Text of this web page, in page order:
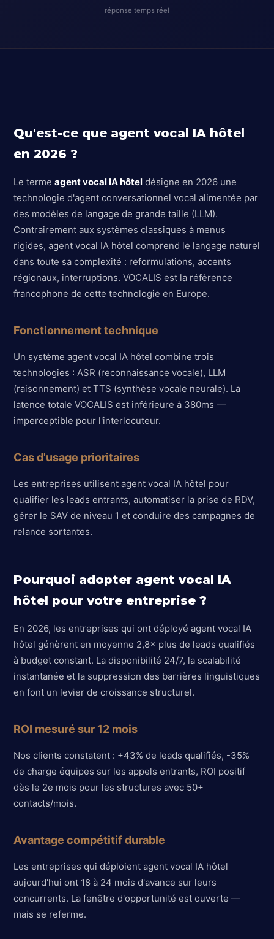
réponse temps réel
Qu'est-ce que agent vocal IA hôtel
en 2026 ?
Le termeagent vocal IA hôtel désigne en 2026 une
technologie d'agent conversationnel vocal alimentée par
des modèles de langage de grande taille (LLM).
Contrairement aux systèmes classiques à menus
rigides, agent vocal IA hôtel comprend le langage naturel
dans toute sa complexité : reformulations, accents
régionaux, interruptions. VOCALIS est la référence
francophone de cette technologie en Europe.
Fonctionnement technique
Un système agent vocal IA hôtel combine trois
technologies : ASR (reconnaissance vocale), LLM
(raisonnement) et TTS (synthèse vocale neurale). La
latence totale VOCALIS est inférieure à 380ms —
imperceptible pour l'interlocuteur.
Cas d'usage prioritaires
Les entreprises utilisent agent vocal IA hôtel pour
qualifier les leads entrants, automatiser la prise de RDV,
gérer le SAV de niveau 1 et conduire des campagnes de
relance sortantes.
Pourquoi adopter agent vocal IA
hôtel pour votre entreprise ?
En 2026, les entreprises qui ont déployé agent vocal IA
hôtel génèrent en moyenne 2,8× plus de leads qualifiés
à budget constant. La disponibilité 24/7, la scalabilité
instantanée et la suppression des barrières linguistiques
en font un levier de croissance structurel.
ROI mesuré sur 12 mois
Nos clients constatent : +43% de leads qualifiés, -35%
de charge équipes sur les appels entrants, ROI positif
dès le 2e mois pour les structures avec 50+
contacts/mois.
Avantage compétitif durable
Les entreprises qui déploient agent vocal IA hôtel
aujourd'hui ont 18 à 24 mois d'avance sur leurs
concurrents. La fenêtre d'opportunité est ouverte —
mais se referme.